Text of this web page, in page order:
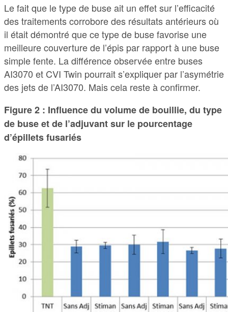
Le fait que le type de buse ait un effet sur l’efficacité
des traitements corrobore des résultats antérieurs où
il était démontré que ce type de buse favorise une
meilleure couverture de l’épis par rapport à une buse
simple fente. La différence observée entre buses
AI3070 et CVI Twin pourrait s’expliquer par l’asymétrie
des jets de l’AI3070. Mais cela reste à confirmer.
Figure 2 : Influence du volume de bouillie, du type
de buse et de l’adjuvant sur le pourcentage
d’épillets fusariés